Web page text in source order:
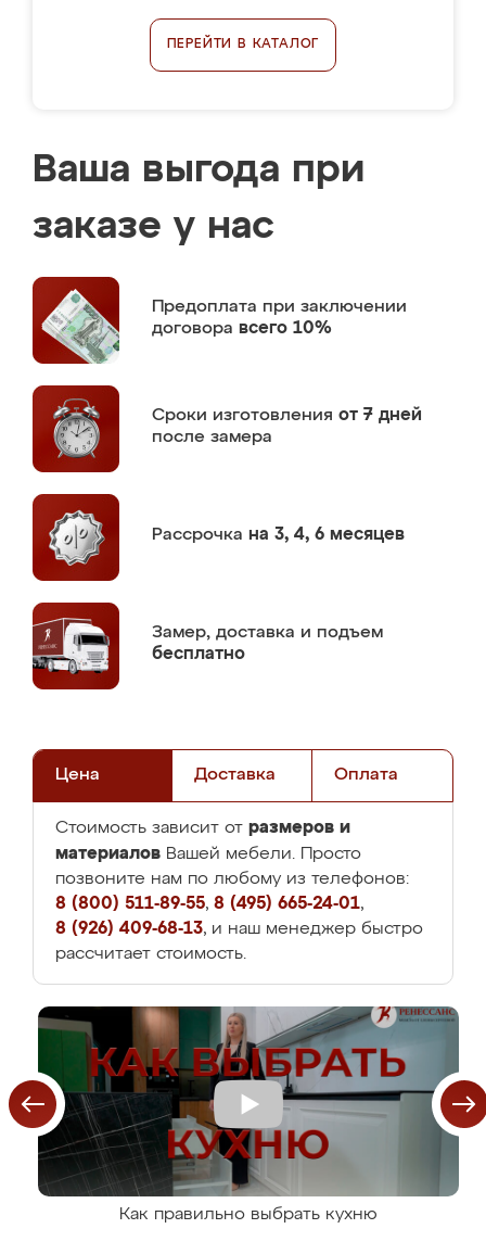
ПЕРЕЙТИ В КАТАЛОГ
Ваша выгода при
заказе у нас
Предоплата при заключении
договора всего 10%
Сроки изготовления от 7 дней
после замера
Рассрочка на 3, 4, 6 месяцев
Замер, доставка и подъем
бесплатно
Цена Доставка Оплата
Стоимость зависит от размеров и
материалов Вашей мебели. Просто
позвоните нам по любому из телефонов:
8 (800) 511-89-55, 8 (495) 665-24-01,
8 (926) 409-68-13, и наш менеджер быстро
рассчитает стоимость.
Как правильно выбрать кухню